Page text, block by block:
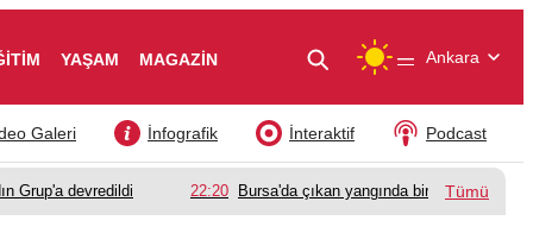
YAŞAM MAGAZİN — Ankara
Podcast
İnteraktif
İnfografik
Galeri
Grup'a devredildi 22:20 Bursa'da çıkan yangında bir babanın acı
Tümü